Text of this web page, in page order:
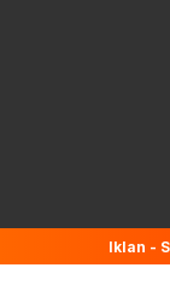
Iklan -